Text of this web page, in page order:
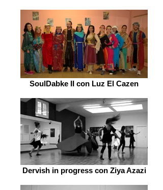
SoulDabke II con Luz El Cazen
Dervish in progress con Ziya Azazi